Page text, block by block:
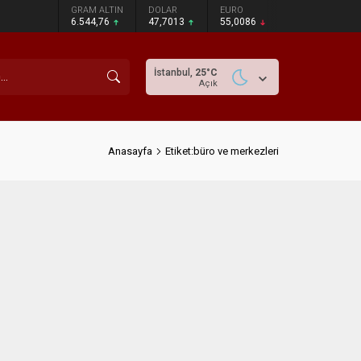
GRAM ALTIN
6.544,76
DOLAR
47,7013
EURO
55,0086
İstanbul, 25°C
Açık
Anasayfa Etiket:büro ve merkezleri